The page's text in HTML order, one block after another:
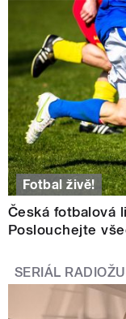
Fotbal živě!
Česká fotbalová
Poslouchejte
SERIÁL